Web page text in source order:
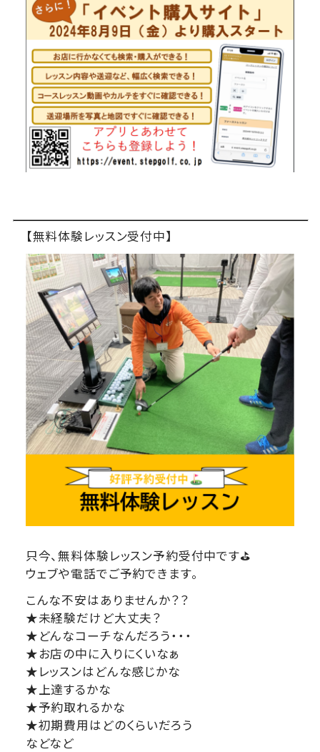
【無料体験レッスン受付中】
只今、無料体験レッスン予約受付中です⛳
ウェブや電話でご予約できます。
こんな不安はありませんか？？
★未経験だけど大丈夫？
★どんなコーチなんだろう・・・
★お店の中に入りにくいなぁ
★レッスンはどんな感じかな
★上達するかな
★予約取れるかな
★初期費用はどのくらいだろう
などなど